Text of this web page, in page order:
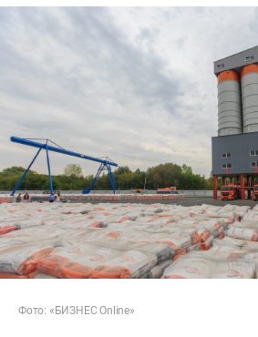
Фото: «БИЗНЕС Online»